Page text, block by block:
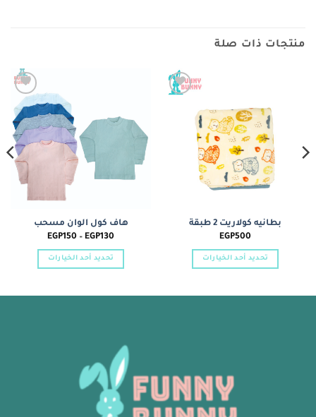
منتجات ذات صلة
بطانيه كولاريت 2 طبقة
EGP500
تحديد أحد الخيارات
يمكن
اختيار
الخيارات
Add to
wishlist
هاف كول الوان مسحب
EGP130
–
EGP150
تحديد أحد الخيارات
يمكن